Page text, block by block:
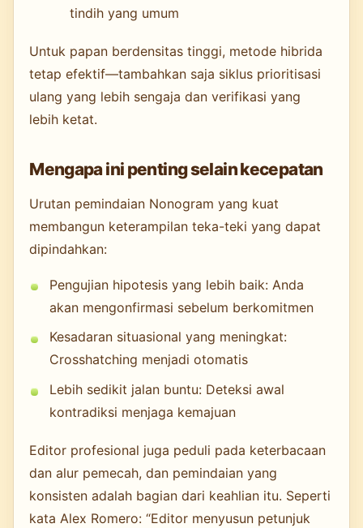
tindih yang umum
Untuk papan berdensitas tinggi, metode hibrida
tetap efektif—tambahkan saja siklus prioritisasi
ulang yang lebih sengaja dan verifikasi yang
lebih ketat.
Mengapa ini penting selain kecepatan
Urutan pemindaian Nonogram yang kuat
membangun keterampilan teka-teki yang dapat
dipindahkan:
Pengujian hipotesis yang lebih baik: Anda
akan mengonfirmasi sebelum berkomitmen
Kesadaran situasional yang meningkat:
Crosshatching menjadi otomatis
Lebih sedikit jalan buntu: Deteksi awal
kontradiksi menjaga kemajuan
Editor profesional juga peduli pada keterbacaan
dan alur pemecah, dan pemindaian yang
konsisten adalah bagian dari keahlian itu. Seperti
kata Alex Romero: “Editor menyusun petunjuk